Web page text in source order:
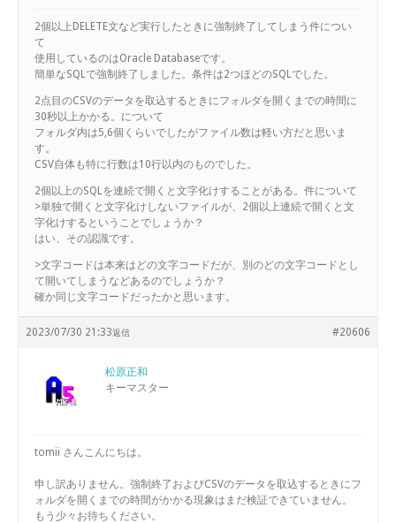
2個以上DELETE文など実行したときに強制終了してしまう件につい
て
使用しているのはOracle Databaseです。
簡単なSQLで強制終了しました。条件は2つほどのSQLでした。
2点目のCSVのデータを取込するときにフォルダを開くまでの時間に
30秒以上かかる。について
フォルダ内は5,6個くらいでしたがファイル数は軽い方だと思いま
す。
CSV自体も特に行数は10行以内のものでした。
2個以上のSQLを連続で開くと文字化けすることがある。件について
>単独で開くと文字化けしないファイルが、2個以上連続で開くと文
字化けするということでしょうか？
はい、その認識です。
>文字コードは本来はどの文字コードだが、別のどの文字コードとし
て開いてしまうなどあるのでしょうか？
確か同じ文字コードだったかと思います。
2023/07/30 21:33 #20606
返信
松原正和
キーマスター
tomii さんこんにちは。
申し訳ありません。強制終了およびCSVのデータを取込するときにフ
ォルダを開くまでの時間がかかる現象はまだ検証できていません。
もう少々お待ちください。